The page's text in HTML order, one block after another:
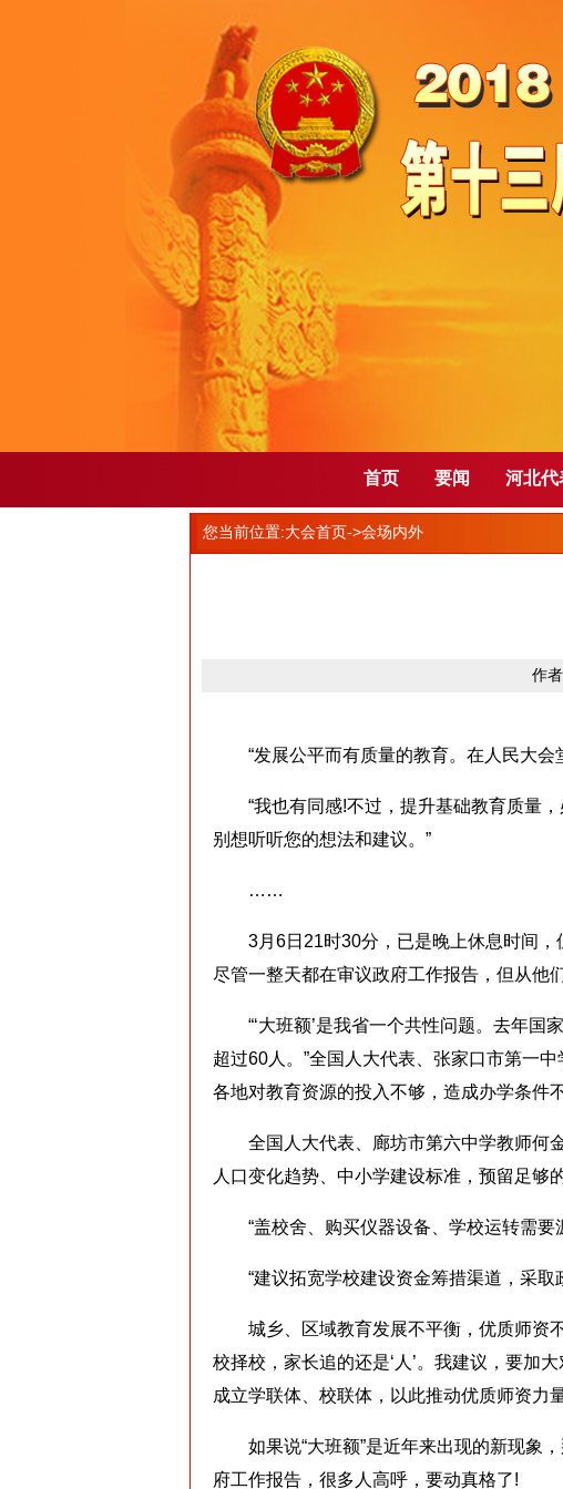
首页 要闻 河北代
您当前位置:大会首页->会场内外
作
“发展公平而有质量的教育。在人民大会
“我也有同感!不过，提升基础教育质量，
别想听听您的想法和建议。”
……
3月6日21时30分，已是晚上休息时间，
尽管一整天都在审议政府工作报告，但从他
“‘大班额’是我省一个共性问题。去年国
超过60人。”全国人大代表、张家口市第一
各地对教育资源的投入不够，造成办学条件
全国人大代表、廊坊市第六中学教师何金
人口变化趋势、中小学建设标准，预留足够
“盖校舍、购买仪器设备、学校运转需要
“建议拓宽学校建设资金筹措渠道，采取
城乡、区域教育发展不平衡，优质师资不
校择校，家长追的还是‘人’。我建议，要加
成立学联体、校联体，以此推动优质师资力
如果说“大班额”是近年来出现的新现象，
府工作报告，很多人高呼，要动真格了!